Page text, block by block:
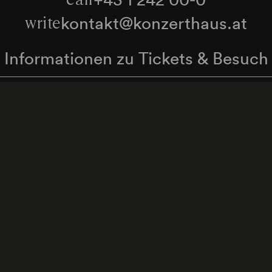
writekontakt@konzerthaus.at
Informationen zu Tickets & Besuch